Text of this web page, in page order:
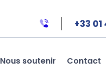
+33
Nous soutenir Contact